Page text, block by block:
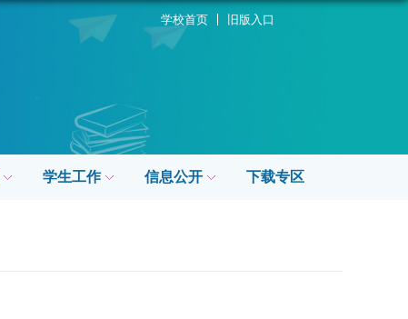
学校首页 旧版入口
学生工作 信息公开 下载专区